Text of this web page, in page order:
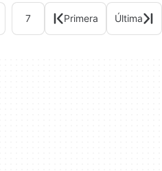
7 Primera Última